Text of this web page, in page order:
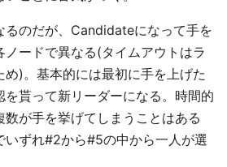
るのだが、Candidateになって手を
ードで異なる(タイムアウトはラ
め)。基本的には最初に手を上げた
を貰って新リーダーになる。時間的
が手を挙げてしまうことはある
いずれ#2から#5の中から一人が選